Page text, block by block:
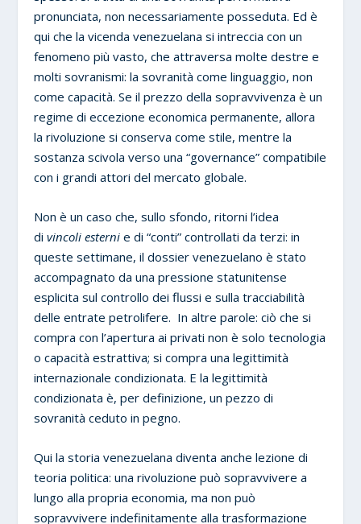
pronunciata, non necessariamente posseduta. Ed è
qui che la vicenda venezuelana si intreccia con un
fenomeno più vasto, che attraversa molte destre e
molti sovranismi: la sovranità come linguaggio, non
come capacità. Se il prezzo della sopravvivenza è un
regime di eccezione economica permanente, allora
la rivoluzione si conserva come stile, mentre la
sostanza scivola verso una “governance” compatibile
con i grandi attori del mercato globale.
Non è un caso che, sullo sfondo, ritorni l’idea
divincoli esterni e di “conti” controllati da terzi: in
queste settimane, il dossier venezuelano è stato
accompagnato da una pressione statunitense
esplicita sul controllo dei flussi e sulla tracciabilità
delle entrate petrolifere. In altre parole: ciò che si
compra con l’apertura ai privati non è solo tecnologia
o capacità estrattiva; si compra una legittimità
internazionale condizionata. E la legittimità
condizionata è, per definizione, un pezzo di
sovranità ceduto in pegno.
Qui la storia venezuelana diventa anche lezione di
teoria politica: una rivoluzione può sopravvivere a
lungo alla propria economia, ma non può
sopravvivere indefinitamente alla trasformazione